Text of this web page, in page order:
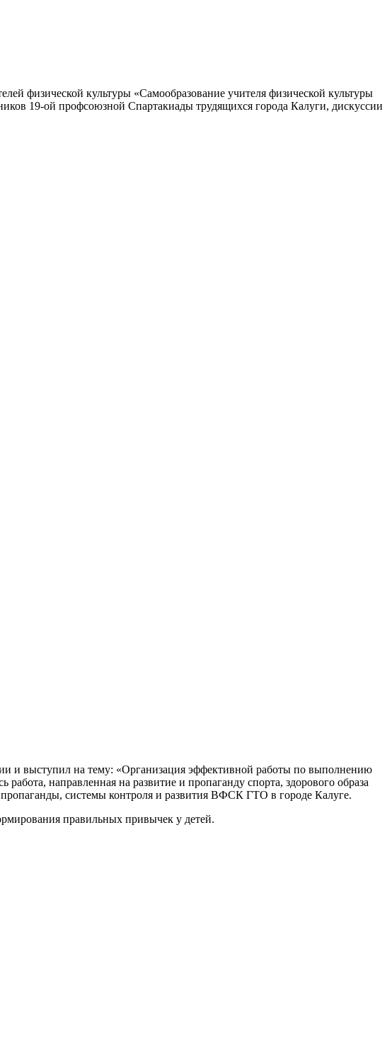
физической культуры «Самообразование учителя физической культуры
19-ой профсоюзной Спартакиады трудящихся города Калуги, дискуссии
и выступил на тему: «Организация эффективной работы по выполнению
направленная на развитие и пропаганду спорта, здорового образа
системы контроля и развития ВФСК ГТО в городе Калуге.
правильных привычек у детей.